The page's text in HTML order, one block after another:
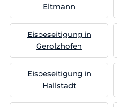
Eltmann
Eisbeseitigung in
Gerolzhofen
Eisbeseitigung in
Hallstadt